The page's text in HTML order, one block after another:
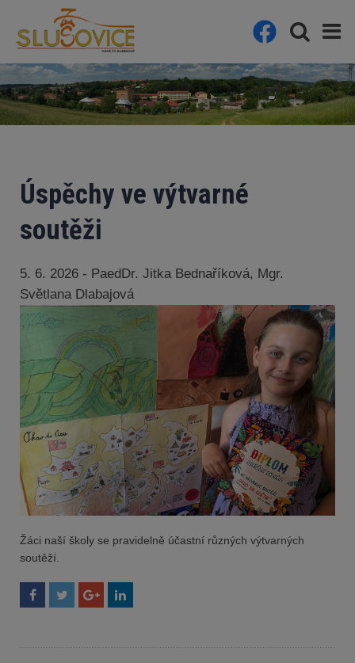
Úspěchy ve výtvarné
soutěži
5. 6. 2026 - PaedDr. Jitka Bednaříková, Mgr.
Světlana Dlabajová
Žáci naší školy se pravidelně účastní různých výtvarných
soutěží.